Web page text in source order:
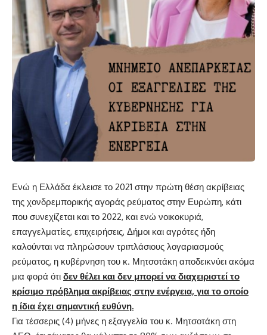
Ενώ η Ελλάδα έκλεισε το 2021 στην πρώτη θέση ακρίβειας
της χονδρεμπορικής αγοράς ρεύματος στην Ευρώπη, κάτι
που συνεχίζεται και το 2022, και ενώ νοικοκυριά,
επαγγελματίες, επιχειρήσεις, Δήμοι και αγρότες ήδη
καλούνται να πληρώσουν τριπλάσιους λογαριασμούς
ρεύματος, η κυβέρνηση του κ. Μητσοτάκη αποδεικνύει ακόμα
μια φορά ότι δεν θέλει και δεν μπορεί να διαχειριστεί το
κρίσιμο πρόβλημα ακρίβειας στην ενέργεια, για το οποίο
η ίδια έχει σημαντική ευθύνη.
Για τέσσερις (4) μήνες η εξαγγελία του κ. Μητσοτάκη στη